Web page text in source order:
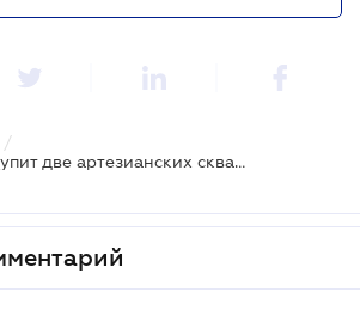
/
Завод "Оболонь" купит две артезианских скважины за 41,6 млн грн